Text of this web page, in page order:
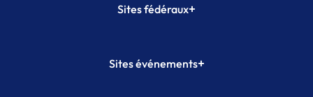
Sites fédéraux+
Plateforme Formation
Sites événements+